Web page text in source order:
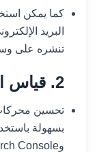
البريد
تنشره على
2. قياس الأداء بسهولة
تحسين
وGoogle Search Console.